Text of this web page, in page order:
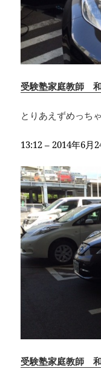
受験塾家庭教師
とりあえずめっち
13:12 – 2014年6月
受験塾家庭教師